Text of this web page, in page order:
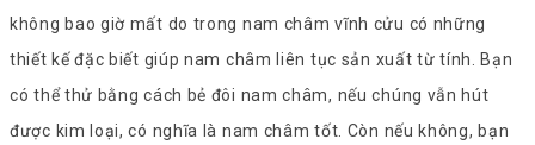
không bao giờ mất do trong nam châm vĩnh cửu có những
thiết kế đặc biết giúp nam châm liên tục sản xuất từ tính. Bạn
có thể thử bằng cách bẻ đôi nam châm, nếu chúng vẫn hút
được kim loại, có nghĩa là nam châm tốt. Còn nếu không, bạn